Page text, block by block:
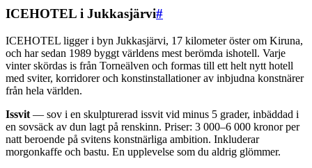
ICEHOTEL i Jukkasjärvi#
ICEHOTEL ligger i byn Jukkasjärvi, 17 kilometer öster om Kiruna,
och har sedan 1989 byggt världens mest berömda ishotell. Varje
vinter skördas is från Torneälven och formas till ett helt nytt hotell
med sviter, korridorer och konstinstallationer av inbjudna konstnärer
från hela världen.
Issvit — sov i en skulpturerad issvit vid minus 5 grader, inbäddad i
en sovsäck av dun lagt på renskinn. Priser: 3 000–6 000 kronor per
natt beroende på svitens konstnärliga ambition. Inkluderar
morgonkaffe och bastu. En upplevelse som du aldrig glömmer.